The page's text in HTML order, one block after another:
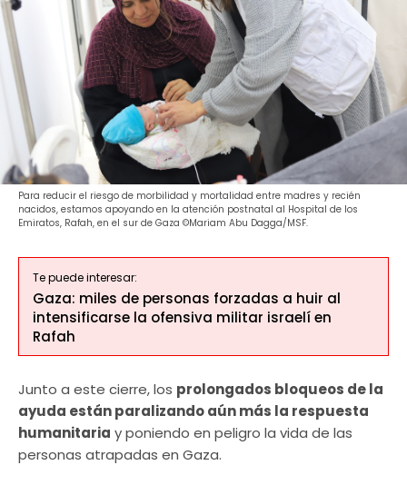
Para reducir el riesgo de morbilidad y mortalidad entre madres y recién
nacidos, estamos apoyando en la atención postnatal al Hospital de los
Emiratos, Rafah, en el sur de Gaza ©Mariam Abu Dagga/MSF.
Te puede interesar:
Gaza: miles de personas forzadas a huir al
intensificarse la ofensiva militar israelí en
Rafah
Junto a este cierre, los prolongados bloqueos de la
ayuda están paralizando aún más la respuesta
humanitaria y poniendo en peligro la vida de las
personas atrapadas en Gaza.